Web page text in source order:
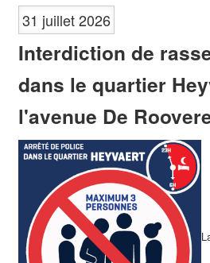
Découvrez, sous cette rubrique, le
31 juillet 2026
Interdiction de
dans le quartier
l'avenue De